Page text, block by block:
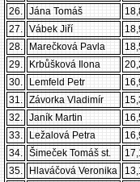
26. Jána Tomáš
27. Vábek Jiří
28.
Marečková Pavla
29.
Krbůšková Ilona
30.
Lemfeld Petr
31. Závorka Vladimír
32. Janík Martin
33.
Ležalová Petra
34. Šimeček Tomáš st.
35.
Hlaváčová Veronika